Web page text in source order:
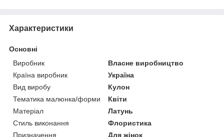
Характеристики
Основні
Виробник
Власне виробництво
Країна виробник
Україна
Вид виробу
Кулон
Тематика малюнка/форми
Квіти
Матеріал
Латунь
Стиль виконання
Флористика
Призначення
Для жінок